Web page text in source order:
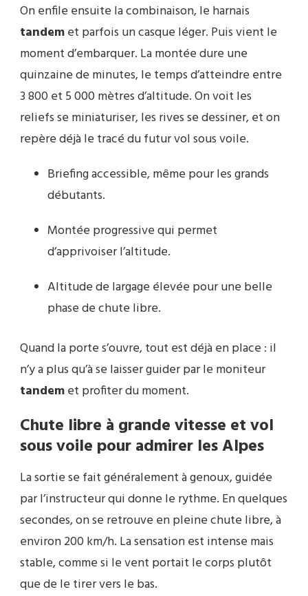
On enfile ensuite la combinaison, le harnais
tandemet parfois un casque léger. Puis vient le
moment d’embarquer. La montée dure une
quinzaine de minutes, le temps d’atteindre entre
3 800 et 5 000 mètres d’altitude. On voit les
reliefs se miniaturiser, les rives se dessiner, et on
repère déjà le tracé du futur vol sous voile.
Briefing accessible, même pour les grands
débutants.
Montée progressive qui permet
d’apprivoiser l’altitude.
Altitude de largage élevée pour une belle
phase de chute libre.
Quand la porte s’ouvre, tout est déjà en place : il
n’y a plus qu’à se laisser guider par le moniteur
tandemet profiter du moment.
Chute libre à grande vitesse et vol
sous voile pour admirer les Alpes
La sortie se fait généralement à genoux, guidée
par l’instructeur qui donne le rythme. En quelques
secondes, on se retrouve en pleine chute libre, à
environ 200 km/h. La sensation est intense mais
stable, comme si le vent portait le corps plutôt
que de le tirer vers le bas.